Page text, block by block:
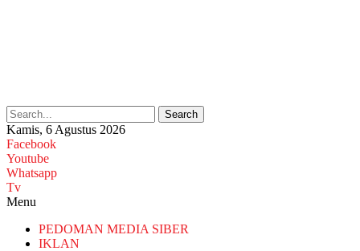
Search
Kamis, 6 Agustus 2026
Facebook
Youtube
Whatsapp
Tv
Menu
PEDOMAN MEDIA SIBER
IKLAN